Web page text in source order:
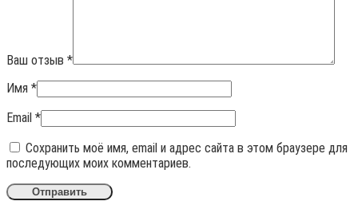
Ваш отзыв *
Имя *
Email *
Сохранить моё имя, email и адрес сайта в этом браузере для
последующих моих комментариев.